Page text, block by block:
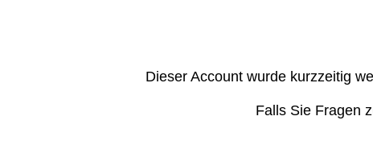
Dieser Account wurde kurzzeitig
Falls Sie Fragen